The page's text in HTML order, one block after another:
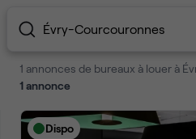
Évry-Courcouronnes
1 annonces de bureaux à louer à
1annonce
Dispo